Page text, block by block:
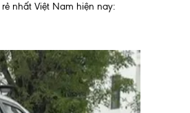
nhất Việt Nam hiện nay: